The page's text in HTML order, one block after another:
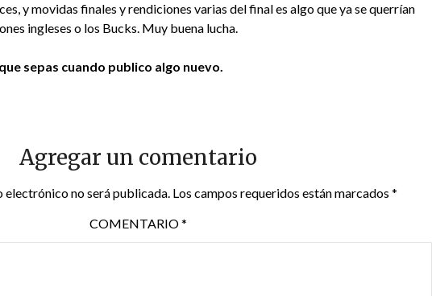
y movidas finales y rendiciones varias del final es algo que ya se querrían
ingleses o los Bucks. Muy buena lucha.
sepas cuando publico algo nuevo.
Agregar un comentario
electrónico no será publicada. Los campos requeridos están marcados *
COMENTARIO*